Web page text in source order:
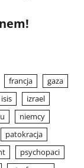
francja
gaza
isis
izrael
niemcy
patokracja
psychopaci